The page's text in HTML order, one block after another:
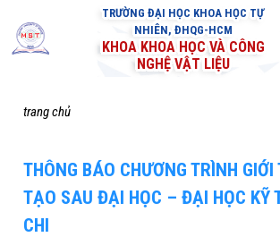
TRƯỜNG ĐẠI HỌC KHOA HỌC TỰ
NHIÊN, ĐHQG-HCM
KHOA KHOA HỌC VÀ CÔNG
NGHỆ VẬT LIỆU
trang chủ
THÔNG BÁO CHƯƠNG TRÌNH
TẠO SAU ĐẠI HỌC – ĐẠI HỌC KỸ
CHI